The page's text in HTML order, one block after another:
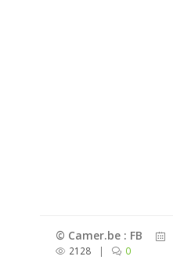
© Camer.be : FB
2128
| 0